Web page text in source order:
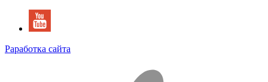
Раработка сайта